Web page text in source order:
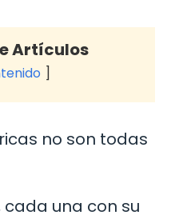
Artículos
no son todas
cada una con su